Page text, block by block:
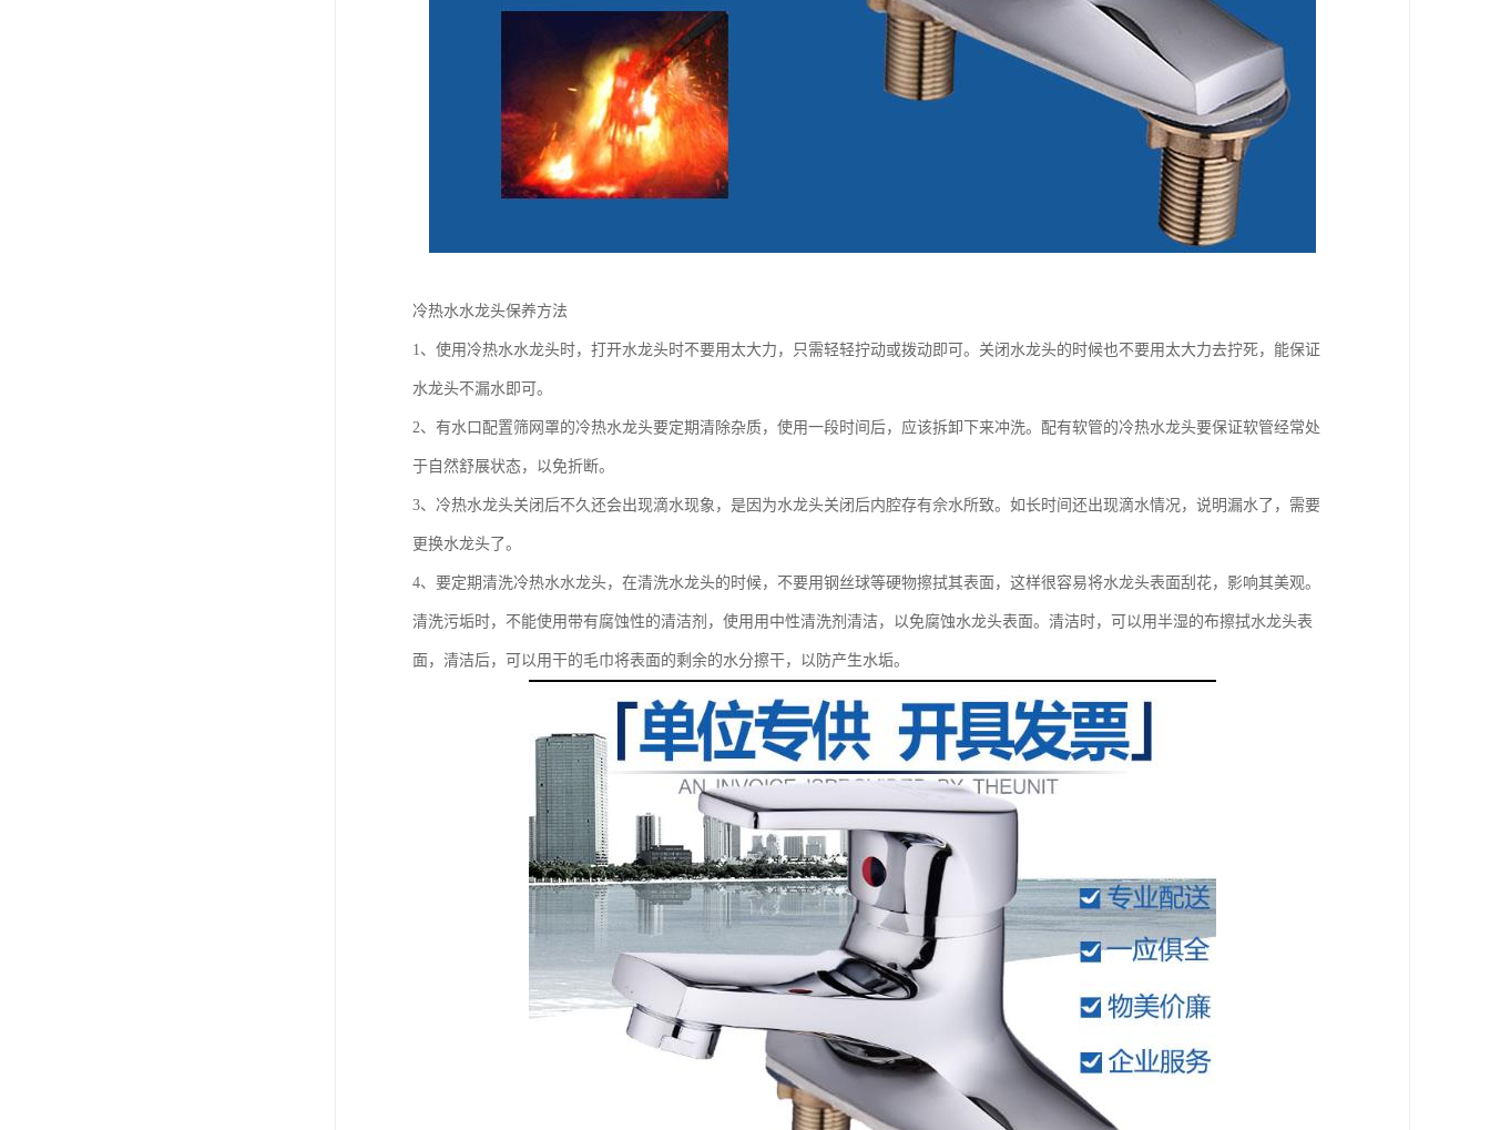
冷热水水龙头保养方法
1、使用冷热水水龙头时，打开水龙头时不要用太大力，只需轻轻拧动或拨动即可。关闭水龙头的时候也不要用太大力去拧死，能保证
水龙头不漏水即可。
2、有水口配置筛网罩的冷热水龙头要定期清除杂质，使用一段时间后，应该拆卸下来冲洗。配有软管的冷热水龙头要保证软管经常处
于自然舒展状态，以免折断。
3、冷热水龙头关闭后不久还会出现滴水现象，是因为水龙头关闭后内腔存有佘水所致。如长时间还出现滴水情况，说明漏水了，需要
更换水龙头了。
4、要定期清洗冷热水水龙头，在清洗水龙头的时候，不要用钢丝球等硬物擦拭其表面，这样很容易将水龙头表面刮花，影响其美观。
清洗污垢时，不能使用带有腐蚀性的清洁剂，使用用中性清洗剂清洁，以免腐蚀水龙头表面。清洁时，可以用半湿的布擦拭水龙头表
面，清洁后，可以用干的毛巾将表面的剩余的水分擦干，以防产生水垢。